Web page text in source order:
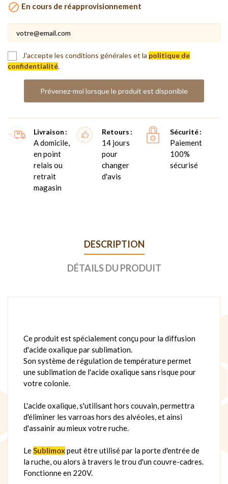
 En cours de réapprovisionnement
J'accepte les conditions générales et la politique de
confidentialité.
Prévenez-moi lorsque le produit est disponible
Livraison
A domicile,
en point
relais ou
retrait
magasin
Retours
14 jours
pour
changer
d'avis
Sécurité
Paiement
100%
sécurisé
DESCRIPTION
DÉTAILS DU PRODUIT
Ce produit est spécialement conçu pour la diffusion
d'acide oxalique par sublimation.
Son système de régulation de température permet
une sublimation de l'acide oxalique sans risque pour
votre colonie.
L'acide oxalique, s'utilisant hors couvain, permettra
d'éliminer les varroas hors des alvéoles, et ainsi
d'assainir au mieux votre ruche.
LeSublimoxpeut être utilisé par la porte d'entrée de
la ruche, ou alors à travers le trou d'un couvre-cadres.
Fonctionne en 220V.